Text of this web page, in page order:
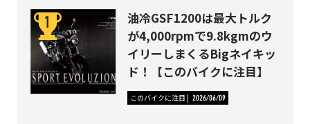
油冷GSF1200は最大トルク
が4,000rpmで9.8kgmのウ
イリーしまくるBigネイキッ
ド！【このバイクに注目】
このバイクに注目 2026/06/09